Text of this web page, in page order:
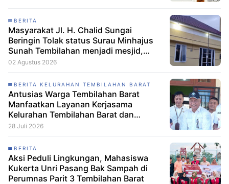
BERITA
Masyarakat Jl. H. Chalid Sungai
Beringin Tolak status Surau Minhajus
Sunah Tembilahan menjadi mesjid,
Diduga Mengusung Aliran Anti-Aswaja
02 Agustus 2026
BERITA KELURAHAN TEMBILAHAN BARAT
Antusias Warga Tembilahan Barat
Manfaatkan Layanan Kerjasama
Kelurahan Tembilahan Barat dan
Disdukcapil Inhil
28 Juli 2026
BERITA
Aksi Peduli Lingkungan, Mahasiswa
Kukerta Unri Pasang Bak Sampah di
Perumnas Parit 3 Tembilahan Barat